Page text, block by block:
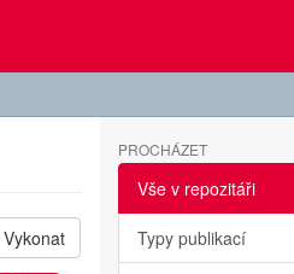
Vykonat
PROCHÁZET
Vše v repozitáři
Typy publikací